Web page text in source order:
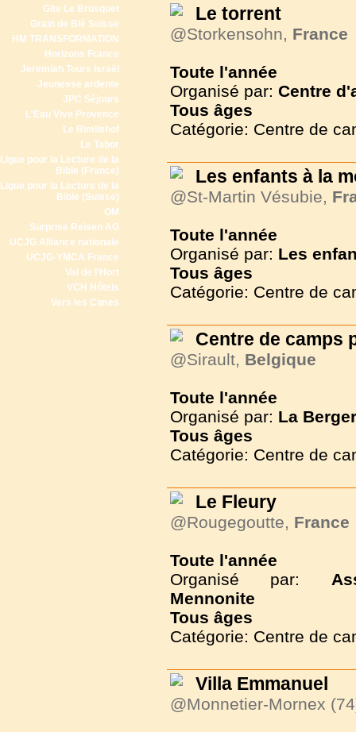
Gite Le Brusquet
Grain de Blé Suisse
HM TRANSFORMATION
Horizons France
Jeremiah Tours Israël
Jeunesse ardente
JPC Séjours
L'Eau Vive Provence
Le Rimlishof
Le Tabor
Ligue pour la Lecture de la
Bible (France)
Ligue pour la Lecture de la
Bible (Suisse)
OM
Surprise Reisen AG
UCJG Alliance nationale
UCJG-YMCA France
Val de l'Hort
VCH Hôtels
Vers les Cimes
Le torrent
@Storkensohn, France
Toute l'année
Organisé par: Centre
Tous âges
Catégorie: Centre de
Les enfants à la
@St-Martin Vésubie,
Toute l'année
Organisé par: Les
Tous âges
Catégorie: Centre de
Centre de camps
@Sirault, Belgique
Toute l'année
Organisé par: La
Tous âges
Catégorie: Centre de
Le Fleury
@Rougegoutte, France
Toute l'année
Organisé par:
Mennonite
Tous âges
Catégorie: Centre de
Villa Emmanuel
@Monnetier-Mornex